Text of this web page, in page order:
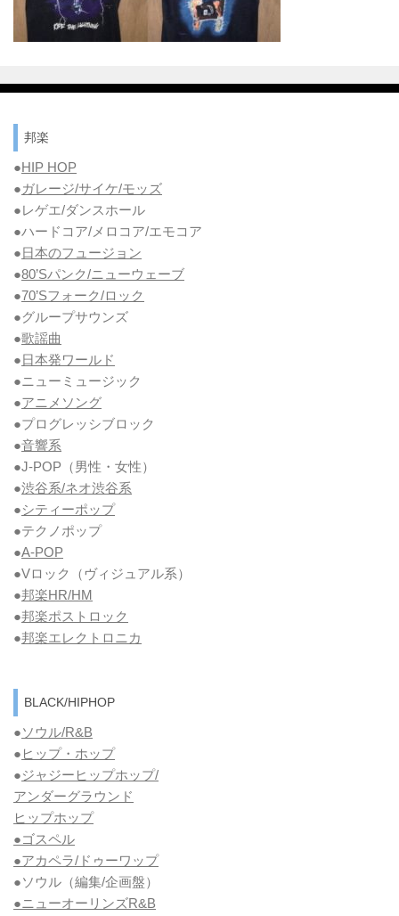
邦楽
●HIP HOP
●ガレージ/サイケ/モッズ
●レゲエ/ダンスホール
●ハードコア/メロコア/エモコア
●日本のフュージョン
●80’Sパンク/ニューウェーブ
●70’Sフォーク/ロック
●グループサウンズ
●歌謡曲
●日本発ワールド
●ニューミュージック
●アニメソング
●プログレッシブロック
●音響系
●J-POP（男性・女性）
●渋谷系/ネオ渋谷系
●シティーポップ
●テクノポップ
●A-POP
●Vロック
（ヴィジュアル系）
●邦楽HR/HM
●邦楽ポストロック
●邦楽エレクトロニカ
BLACK/HIPHOP
●ソウル/R&B
● ヒップ・ホップ
●ジャジーヒップホップ/
アンダーグラウンド
ヒップホップ
●ゴスペル
●アカペラ/ドゥーワップ
●ソウル （編集/企画盤）
●ニューオーリンズR&B